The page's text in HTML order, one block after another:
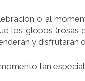
o al
los globos (rosas
y disfrutarán
tan